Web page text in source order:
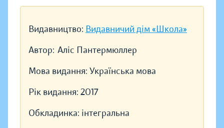
Видавництво: Видавничий дім «Школа»
Автор: Аліс Пантермюллер
Мова видання: Українська мова
Рік видання: 2017
Обкладинка: інтегральна